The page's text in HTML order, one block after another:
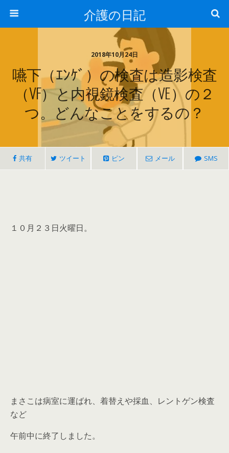
介護の日記
2018年10月24日
嚥下（ｴﾝｹﾞ）の検査は造影検査
（VF）と内視鏡検査（VE）の２
つ。どんなことをするの？
共有 ツイート ピン メール SMS
１０月２３日火曜日。
まさこは病室に運ばれ、着替えや採血、レントゲン検査
など
午前中に終了しました。